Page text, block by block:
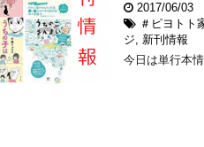
2017/06/03
＃ピヨトト
ジ, 新刊情報
今日は単行本情